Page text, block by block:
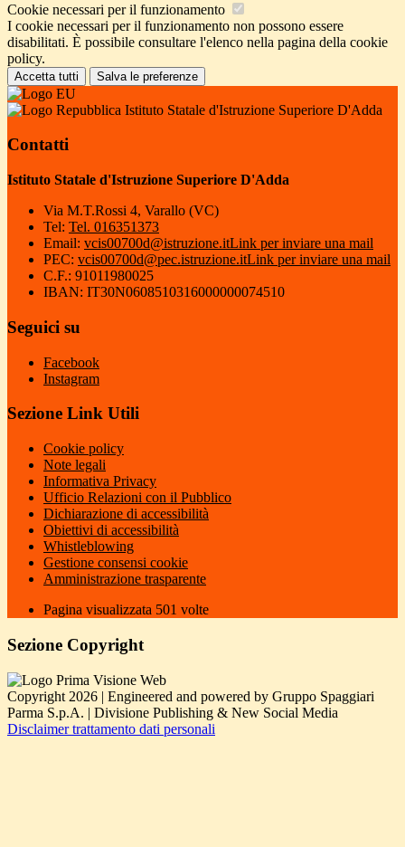
Cookie necessari per il funzionamento
I cookie necessari per il funzionamento non possono essere
disabilitati. È possibile consultare l'elenco nella pagina della cookie
policy.
Accetta tutti Salva le preferenze
Istituto Statale d'Istruzione Superiore D'Adda
Contatti
Istituto Statale d'Istruzione Superiore D'Adda
Via M.T.Rossi 4, Varallo (VC)
Tel: Tel. 016351373
Email: vcis00700d@istruzione.itLink per inviare una mail
PEC: vcis00700d@pec.istruzione.itLink per inviare una mail
C.F.: 91011980025
IBAN: IT30N0608510316000000074510
Seguici su
Facebook
Instagram
Sezione Link Utili
Cookie policy
Note legali
Informativa Privacy
Ufficio Relazioni con il Pubblico
Dichiarazione di accessibilità
Obiettivi di accessibilità
Whistleblowing
Gestione consensi cookie
Amministrazione trasparente
Pagina visualizzata 501 volte
Sezione Copyright
Copyright 2026 | Engineered and powered by Gruppo Spaggiari
Parma S.p.A. | Divisione Publishing & New Social Media
Disclaimer trattamento dati personali